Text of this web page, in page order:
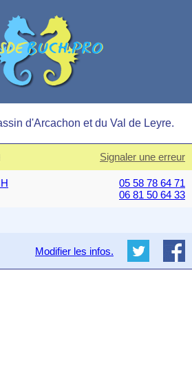
d'Arcachon et du Val de Leyre.
Signaler une erreur
05 58 78 64 71
06 81 50 64 33
Modifier les infos.